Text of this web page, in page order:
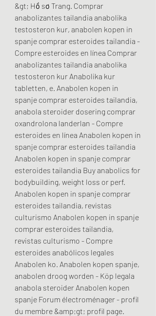
&gt; Hồ sơ Trang. Comprar
anabolizantes tailandia anabolika
testosteron kur, anabolen kopen in
spanje comprar esteroides tailandia -
Compre esteroides en línea Comprar
anabolizantes tailandia anabolika
testosteron kur Anabolika kur
tabletten, e. Anabolen kopen in
spanje comprar esteroides tailandia,
anabola steroider dosering comprar
oxandrolona landerlan - Compre
esteroides en línea Anabolen kopen in
spanje comprar esteroides tailandia
Anabolen kopen in spanje comprar
esteroides tailandia Buy anabolics for
bodybuilding, weight loss or perf.
Anabolen kopen in spanje comprar
esteroides tailandia, revistas
culturismo Anabolen kopen in spanje
comprar esteroides tailandia,
revistas culturismo - Compre
esteroides anabólicos legales
Anabolen ko. Anabolen kopen spanje,
anabolen droog worden - Köp legala
anabola steroider Anabolen kopen
spanje Forum électroménager - profil
du membre &amp;gt; profil page.